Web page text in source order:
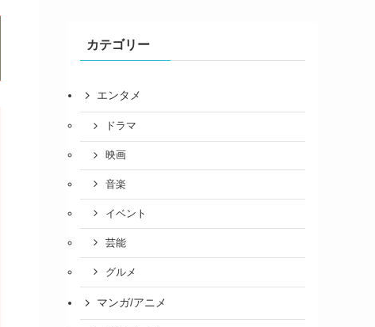
カテゴリー
エンタメ
ドラマ
映画
音楽
イベント
芸能
グルメ
マンガ/アニメ